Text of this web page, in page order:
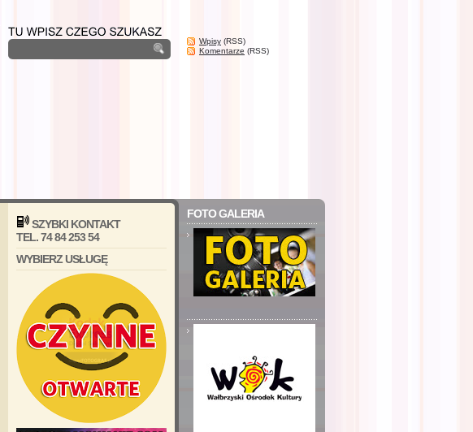
Wpisy (RSS)
Komentarze (RSS)
SZYBKI KONTAKT
TEL. 74 84 253 54
WYBIERZ USŁUGĘ
FOTO GALERIA